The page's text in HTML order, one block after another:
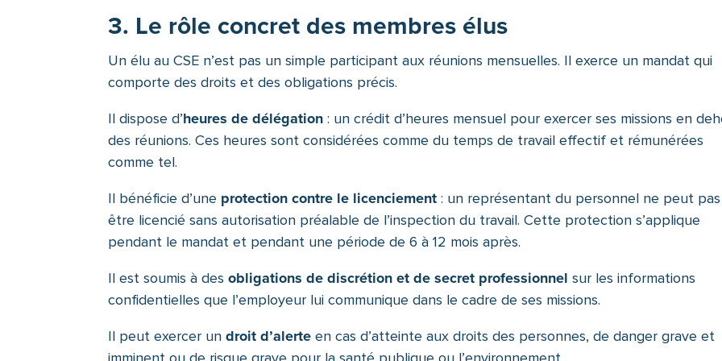
3. Le rôle concret des membres élus
Un élu au CSE n’est pas un simple participant aux réunions mensuelles. Il exerce un mandat qui
comporte des droits et des obligations précis.
Il dispose d’heures de délégation : un crédit d’heures mensuel pour exercer ses missions en
des réunions. Ces heures sont considérées comme du temps de travail effectif et rémunérées
comme tel.
Il bénéficie d’une protection contre le licenciement : un représentant du personnel ne peut pas
être licencié sans autorisation préalable de l’inspection du travail. Cette protection s’applique
pendant le mandat et pendant une période de 6 à 12 mois après.
Il est soumis à desobligations de discrétion et de secret professionnel sur les informations
confidentielles que l’employeur lui communique dans le cadre de ses missions.
Il peut exercer undroit d’alerte en cas d’atteinte aux droits des personnes, de danger grave et